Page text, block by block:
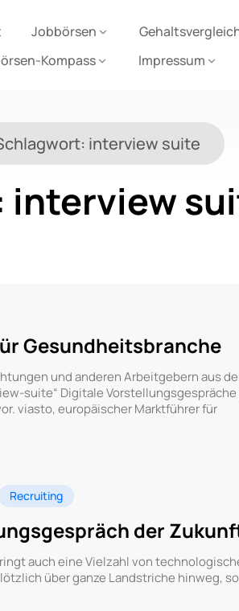
Jobbörsen
Kompass
Impressum
interview suite
interview
Gesundheitsbranche
und anderen Arbeitgebern aus
suite“ Digitale Vorstellungsgespräche
viasto, europäischer Marktführer für
Recruiting
der
auch eine Vielzahl von
über ganze Landstriche hinweg,